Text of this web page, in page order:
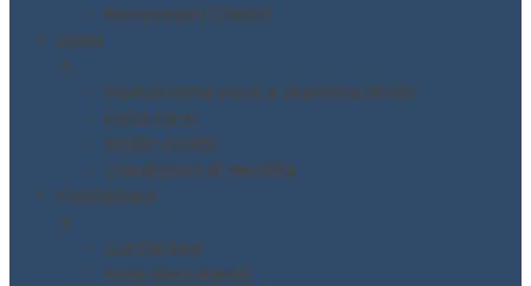
Recensioni Clienti
Corsi
▼
Piattaforma corsi e-learning MODI
Lista corsi
SHOP CORSI
Condizioni di vendita
Contattaci
▼
Contattaci
Invio documenti